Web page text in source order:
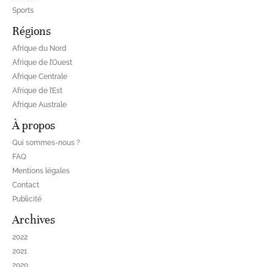
Sports
Régions
Afrique du Nord
Afrique de l’Ouest
Afrique Centrale
Afrique de l’Est
Afrique Australe
À propos
Qui sommes-nous ?
FAQ
Mentions légales
Contact
Publicité
Archives
2022
2021
2020